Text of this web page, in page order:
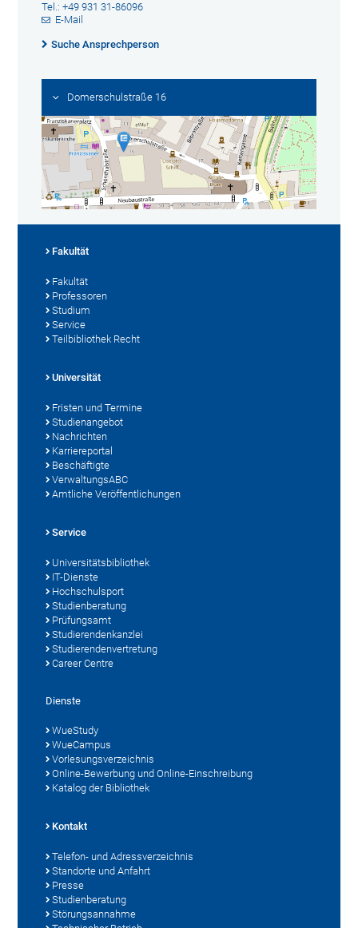
Tel.: +49 931 31-86096
E-Mail
Suche Ansprechperson
Domerschulstraße 16
Fakultät
Fakultät
Professoren
Studium
Service
Teilbibliothek Recht
Universität
Fristen und Termine
Studienangebot
Nachrichten
Karriereportal
Beschäftigte
VerwaltungsABC
Amtliche Veröffentlichungen
Service
Universitätsbibliothek
IT-Dienste
Hochschulsport
Studienberatung
Prüfungsamt
Studierendenkanzlei
Studierendenvertretung
Career Centre
Dienste
WueStudy
WueCampus
Vorlesungsverzeichnis
Online-Bewerbung und Online-Einschreibung
Katalog der Bibliothek
Kontakt
Telefon- und Adressverzeichnis
Standorte und Anfahrt
Presse
Studienberatung
Störungsannahme